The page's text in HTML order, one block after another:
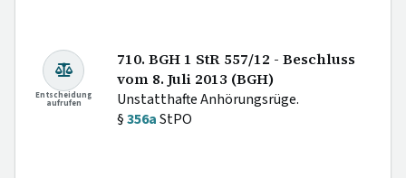
Entscheidung
aufrufen
710. BGH 1 StR 557/12 - Beschluss
vom 8. Juli 2013 (BGH)
Unstatthafte Anhörungsrüge.
§356aStPO